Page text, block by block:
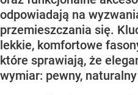
odpowiadają na
przemieszczania się.
lekkie, komfortowe
które sprawiają, że
wymiar: pewny,